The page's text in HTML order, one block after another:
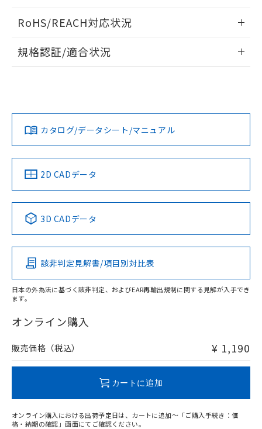
取りつけ穴加工図
端子配置/内部接続
ドすることができます。
ログイン/会員登録
ダウンロードデータをご利用いただく前に、以下を必ずお読
みください。
ソフトウェアの使用条件
RoHS/REACH対応状況
EU RoHS 注意事項・凡例
対応済み
中国 RoHS 注意事項・凡例
Pb Hg Cd Cr(VI)
O
在庫等で未対応品が混在する可能性があります。
問い合わせください。
規格認証/適合状況
カタログ/データシート/マニュアル
2D CADデータ
3D CADデータ
該非判定見解書/項目別対比表
日本の外為法に基づく該非判定、およびEAR再輸出規制に関する見解が入手でき
ます。
オンライン購入
販売価格（税込） ¥ 1,190
カートに追加
オンライン購入における出荷予定日は、カートに追加～「ご購入手続き：価
格・納期の確認」画面にてご確認ください。